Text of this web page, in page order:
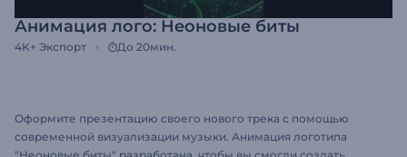
Анимация лого: Неоновые биты
4K+ Экспорт До 20мин.
Оформите презентацию своего нового трека с помощью
современной визуализации музыки. Анимация логотипа